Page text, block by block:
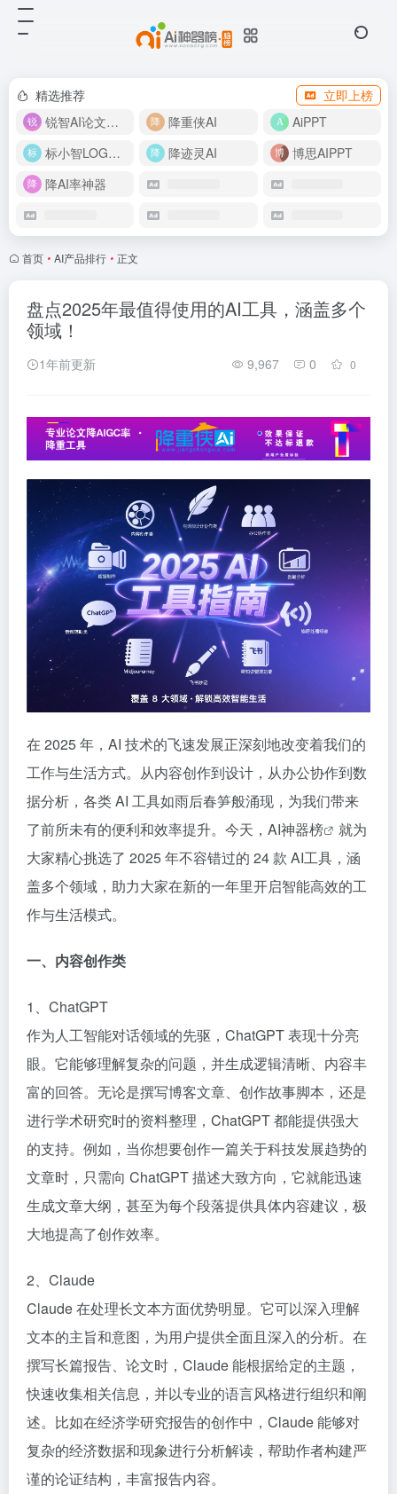
精选推荐
立即上榜
锐智AI论文生成
降重侠AI
AiPPT
标小智LOGO设计
降迹灵AI
博思AIPPT
降AI率神器
首页 • AI产品排行 • 正文
盘点2025年最值得使用的AI工具，涵盖多个
领域！
1年前更新 9,967 0 0
在 2025 年，AI 技术的飞速发展正深刻地改变着我们的
工作与生活方式。从内容创作到设计，从办公协作到数
据分析，各类 AI 工具如雨后春笋般涌现，为我们带来
了前所未有的便利和效率提升。今天， AI神器榜
就为
大家精心挑选了 2025 年不容错过的 24 款 AI工具 ，涵
盖多个领域，助力大家在新的一年里开启智能高效的工
作与生活模式。
一、内容创作类​
1、ChatGPT​
作为人工智能对话领域的先驱，ChatGPT 表现十分亮
眼。它能够理解复杂的问题，并生成逻辑清晰、内容丰
富的回答。无论是撰写博客文章、创作故事脚本，还是
进行学术研究时的资料整理，ChatGPT 都能提供强大
的支持。例如，当你想要创作一篇关于科技发展趋势的
文章时，只需向 ChatGPT 描述大致方向，它就能迅速
生成文章大纲，甚至为每个段落提供具体内容建议，极
大地提高了创作效率。​
2、Claude​
Claude 在处理长文本方面优势明显。它可以深入理解
文本的主旨和意图，为用户提供全面且深入的分析。在
撰写长篇报告、论文时，Claude 能根据给定的主题，
快速收集相关信息，并以专业的语言风格进行组织和阐
述。比如在经济学研究报告的创作中，Claude 能够对
复杂的经济数据和现象进行分析解读，帮助作者构建严
谨的论证结构，丰富报告内容。​